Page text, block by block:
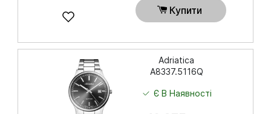
Купити
Adriatica
A8337.5116Q
Є В Наявності